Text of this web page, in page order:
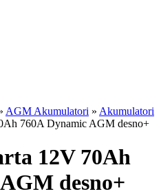
AGM Akumulatori » Akumulatori
760A Dynamic AGM desno+
12V 70Ah
desno+